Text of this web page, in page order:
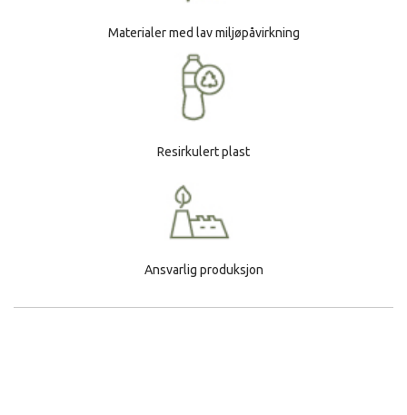
Materialer med lav miljøpåvirkning
Resirkulert plast
Ansvarlig produksjon